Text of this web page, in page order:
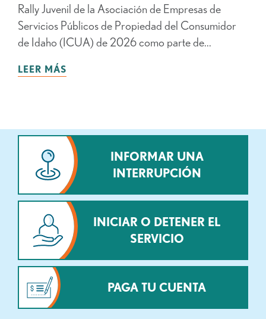
Rally Juvenil de la Asociación de Empresas de
Servicios Públicos de Propiedad del Consumidor
de Idaho (ICUA) de 2026 como parte de...
LEER MÁS
INFORMAR UNA
INTERRUPCIÓN
INICIAR O DETENER EL
SERVICIO
PAGA TU CUENTA